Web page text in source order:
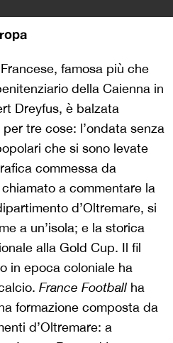
famosa più che
della Caienna in
Dreyfus, è balzata
tre cose: l’ondata senza
che si sono levate
commessa da
a commentare la
d’Oltremare, si
a un’isola; e la storica
alla Gold Cup. Il fil
in epoca coloniale ha
France Football ha
formazione composta da
d’Oltremare: a